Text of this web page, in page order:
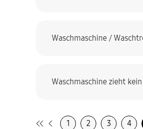
Waschmaschine /
Waschmaschine zieht kein
1 2 3 4